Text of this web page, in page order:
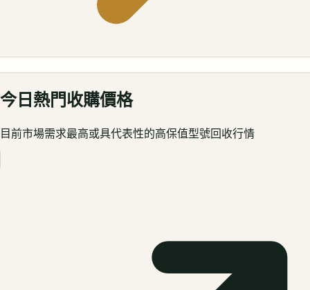
今日熱門收購價格
目前市場需求最高或具代表性的高保值型號回收行情